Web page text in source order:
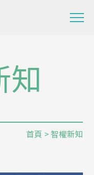
知
首頁 > 智權新知